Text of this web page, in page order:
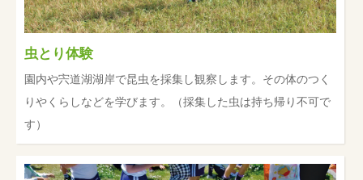
虫とり体験
園内や宍道湖湖岸で昆虫を採集し観察します。その体のつく
りやくらしなどを学びます。（採集した虫は持ち帰り不可で
す）